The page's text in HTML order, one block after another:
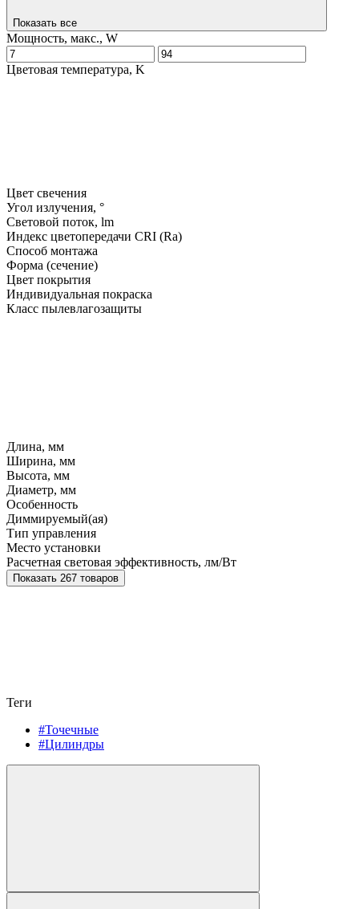
Показать все
Мощность, макс., W
Цветовая температура, K
Цвет свечения
Угол излучения, °
Световой поток, lm
Индекс цветопередачи CRI (Ra)
Способ монтажа
Форма (сечение)
Цвет покрытия
Индивидуальная покраска
Класс пылевлагозащиты
Длина, мм
Ширина, мм
Высота, мм
Диаметр, мм
Особенность
Диммируемый(ая)
Тип управления
Место установки
Расчетная световая эффективность, лм/Вт
Показать 267 товаров
Теги
#Точечные
#Цилиндры